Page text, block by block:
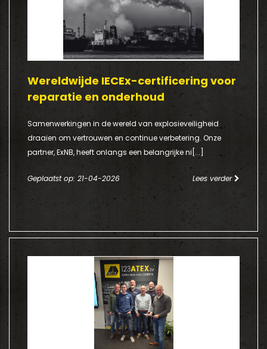
Wereldwijde IECEx-certificering voor
reparatie en onderhoud
Samenwerkingen in de wereld van explosieveiligheid
draaien om vertrouwen en continue verbetering. Onze
partner, ExNB, heeft onlangs een belangrijke ni[...]
Geplaatst op: 21-04-2026 Lees verder